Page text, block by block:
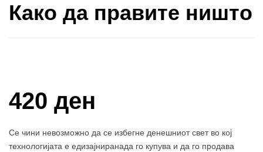
Како да правите ништо
420 ден
Се чини невозможно да се избегне денешниот свет во кој
технологијата е едизајниранада го купува и да го продава